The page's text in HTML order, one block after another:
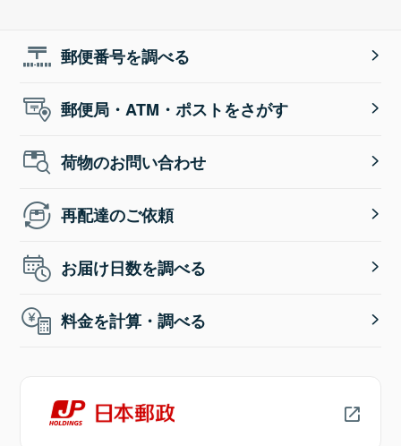
郵便番号を調べる
郵便局・ATM・ポストをさがす
荷物のお問い合わせ
再配達のご依頼
お届け日数を調べる
料金を計算・調べる